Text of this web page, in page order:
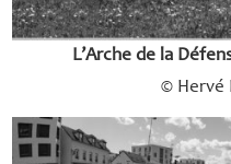
L’Arche de la
© Hervé